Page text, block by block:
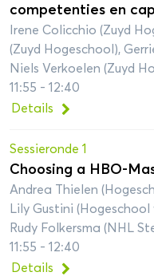
competenties en
Irene Colicchio (Zuyd
(Zuyd Hogeschool),
Niels Verkoelen (Zuyd
11:55 - 12:40
Details
Sessieronde 1
Choosing a HBO-
Andrea Thielen
Lily Gustini
Rudy Folkersma (NHL
11:55 - 12:40
Details